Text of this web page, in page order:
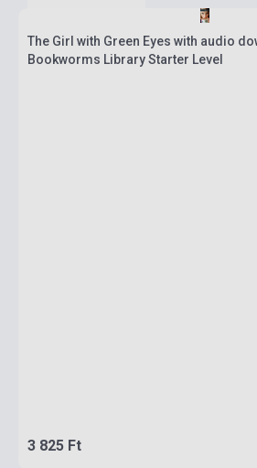
The Girl with Green Eyes with audio
Bookworms Library Starter Level
3 825 Ft